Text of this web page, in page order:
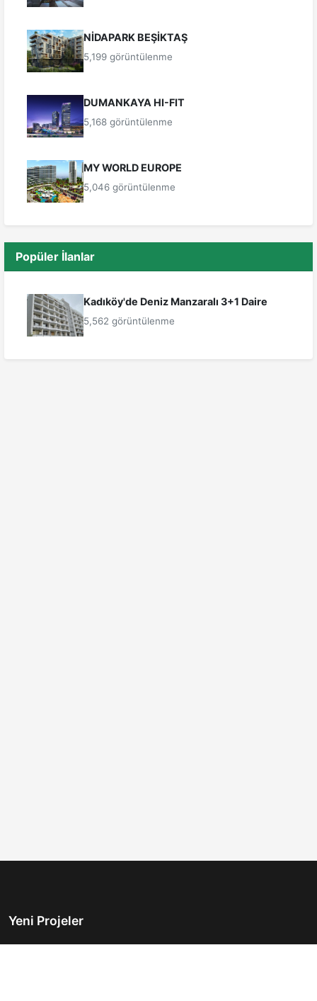
NİDAPARK BEŞİKTAŞ
5,199 görüntülenme
DUMANKAYA HI-FIT
5,168 görüntülenme
MY WORLD EUROPE
5,046 görüntülenme
Popüler İlanlar
Kadıköy'de Deniz Manzaralı 3+1 Daire
5,562 görüntülenme
Yeni Projeler